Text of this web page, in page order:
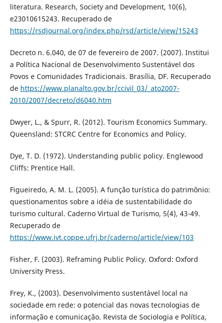
literatura. Research, Society and Development, 10(6),
e23010615243. Recuperado de
https://rsdjournal.org/index.php/rsd/article/view/15243
Decreto n. 6.040, de 07 de fevereiro de 2007. (2007). Institui
a Política Nacional de Desenvolvimento Sustentável dos
Povos e Comunidades Tradicionais. Brasília, DF. Recuperado
de https://www.planalto.gov.br/ccivil_03/_ato2007-
2010/2007/decreto/d6040.htm
Dwyer, L., & Spurr, R. (2012). Tourism Economics Summary.
Queensland: STCRC Centre for Economics and Policy.
Dye, T. D. (1972). Understanding public policy. Englewood
Cliffs: Prentice Hall.
Figueiredo, A. M. L. (2005). A função turística do patrimônio:
questionamentos sobre a idéia de sustentabilidade do
turismo cultural. Caderno Virtual de Turismo, 5(4), 43-49.
Recuperado de
https://www.ivt.coppe.ufrj.br/caderno/article/view/103
Fisher, F. (2003). Reframing Public Policy. Oxford: Oxford
University Press.
Frey, K., (2003). Desenvolvimento sustentável local na
sociedade em rede: o potencial das novas tecnologias de
informação e comunicação. Revista de Sociologia e Política,